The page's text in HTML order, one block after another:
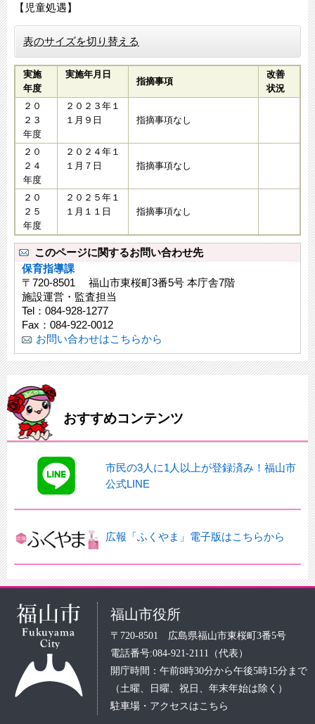
【児童処遇】
表のサイズを切り替える
実施
年度
実施年月日
指摘事項
改善
状況
２０
２３
年度
​２０２３年１
１月９日
指摘事項なし
２０
２４
年度
２０２４年１
１月７日
指摘事項なし
２０
２５
年度
２０２５年１
１月１１日
指摘事項なし
このページに関するお問い合わせ先
保育指導課
〒720-8501 福山市東桜町3番5号 本庁舎7階
施設運営・監査担当
Tel：084-928-1277
Fax：084-922-0012
お問い合わせはこちらから
おすすめコンテンツ
市民の3人に1人以上が登録済み！福山市
公式LINE
広報「ふくやま」電子版はこちらから
福山市役所
〒720-8501 広島県福山市東桜町3番5号
電話番号:084-921-2111（代表）
開庁時間：午前8時30分から午後5時15分まで
（土曜、日曜、祝日、年末年始は除く）
駐車場・アクセスはこちら